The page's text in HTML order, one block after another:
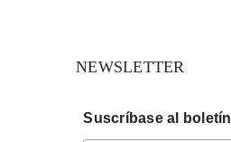
NEWSLETTER
Suscríbase al boletín